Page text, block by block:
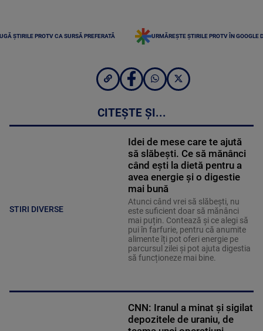
ȘTIRILE PROTV CA SURSĂ PREFERATĂ URMĂREȘTE ȘTIRILE PROTV ÎN GOOGLE
CITEȘTE ȘI...
STIRI DIVERSE
Idei de mese care te ajută
să slăbești. Ce să mănânci
când ești la dietă pentru a
avea energie și o digestie
mai bună
Atunci când vrei să slăbești, nu
este suficient doar să mănânci
mai puțin. Contează și ce alegi să
pui în farfurie, pentru că anumite
alimente îți pot oferi energie pe
parcursul zilei și pot ajuta digestia
să funcționeze mai bine.
CNN: Iranul a minat și sigilat
depozitele de uraniu, de